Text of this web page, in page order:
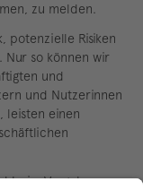
zu melden.
potenzielle Risiken
so können wir
und
und Nutzerinnen
leisten einen
beim Vorgehen